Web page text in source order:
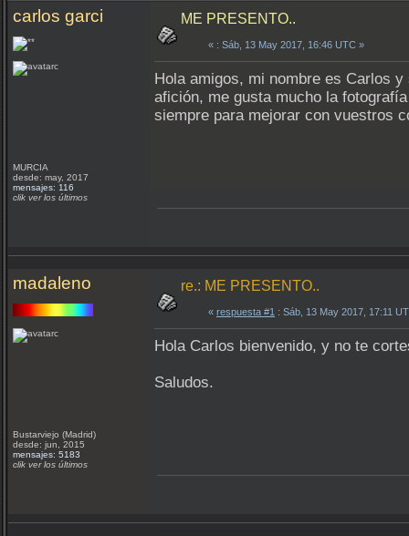
carlos garci
MURCIA
desde: may, 2017
mensajes: 116
clik ver los últimos
ME PRESENTO..
« : Sáb, 13 May 2017, 16:46 UTC »
Hola amigos, mi nombre es Carlos
afición, me gusta mucho la
siempre para mejorar con vuestros
madaleno
Bustarviejo (Madrid)
desde: jun, 2015
mensajes: 5183
clik ver los últimos
re.: ME PRESENTO..
« respuesta #1 : Sáb, 13 May 2017, 17:11
Hola Carlos bienvenido, y no te
Saludos.